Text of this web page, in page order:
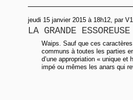
jeudi 15 janvier 2015 à 18h12, par
LA GRANDE ESSOREUSE
Waips. Sauf que ces
communs à toutes les parties
d’une appropriation « unique et
impé ou mêmes les anars qui